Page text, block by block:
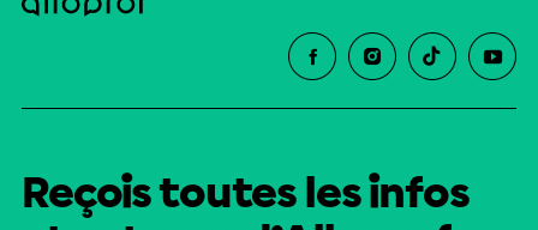
Reçois toutes les infos